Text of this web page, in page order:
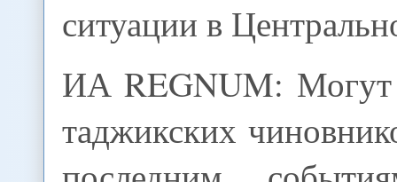
ситуации в
ИА REGNUM: Могут
таджикских